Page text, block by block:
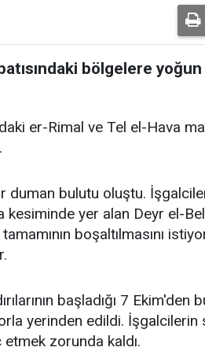
bölgelere yoğun
er-Rimal ve Tel el-Hava
duman bulutu oluştu.
kesiminde yer alan Deyr el-
boşaltılmasını
başladığı 7 Ekim'den
yerinden edildi. İşgalcilerin
zorunda kaldı.